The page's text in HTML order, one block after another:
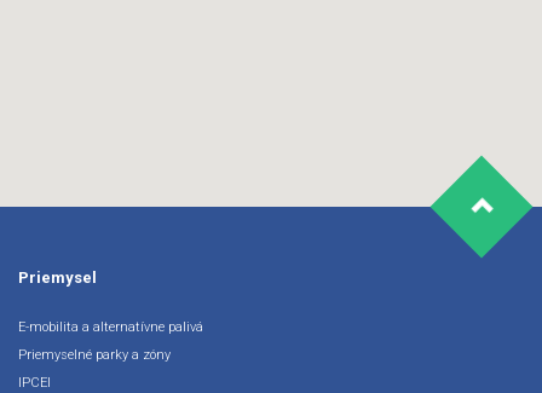
Priemysel
E-mobilita a alternatívne palivá
Priemyselné parky a zóny
IPCEI